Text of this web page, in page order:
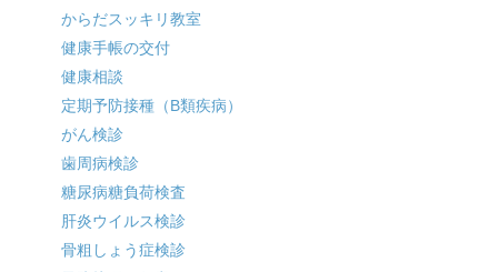
からだスッキリ教室
健康手帳の交付
健康相談
定期予防接種（B類疾病）
がん検診
歯周病検診
糖尿病糖負荷検査
肝炎ウイルス検診
骨粗しょう症検診